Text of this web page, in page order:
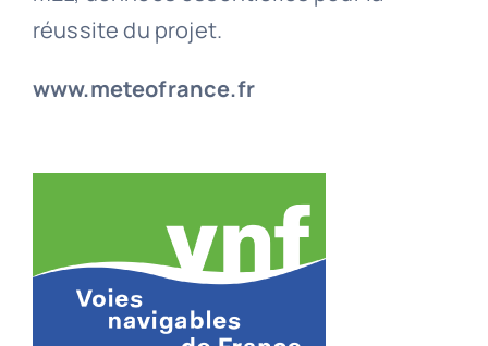
réussite du projet.
www.meteofrance.fr